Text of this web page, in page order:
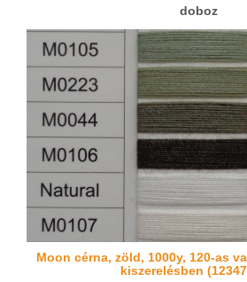
doboz
Moon cérna, zöld, 1000y, 120-as
kiszerelésben